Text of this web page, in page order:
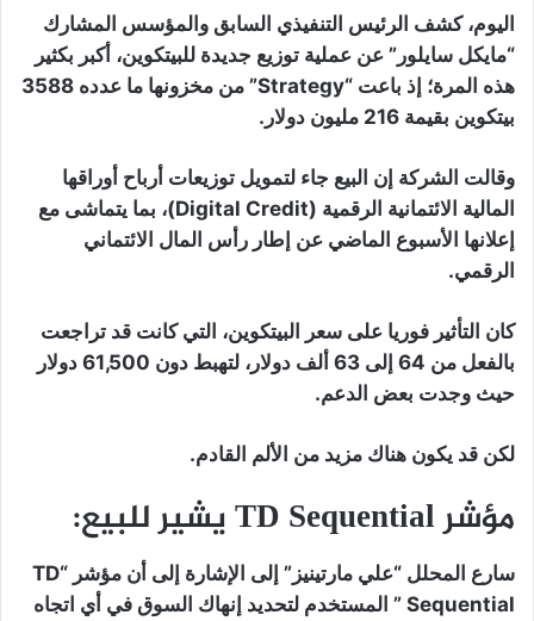
اليوم، كشف الرئيس التنفيذي السابق والمؤسس المشارك
“مايكل سايلور” عن عملية توزيع جديدة للبيتكوين، أكبر بكثير
هذه المرة؛ إذ باعت “Strategy” من مخزونها ما عدده 3588
بيتكوين بقيمة 216 مليون دولار.
وقالت الشركة إن البيع جاء لتمويل توزيعات أرباح أوراقها
المالية الائتمانية الرقمية (Digital Credit)، بما يتماشى مع
إعلانها الأسبوع الماضي عن إطار رأس المال الائتماني
الرقمي.
كان التأثير فوريا على سعر البيتكوين، التي كانت قد تراجعت
بالفعل من 64 إلى 63 ألف دولار، لتهبط دون 61,500 دولار
حيث وجدت بعض الدعم.
لكن قد يكون هناك مزيد من الألم القادم.
مؤشر TD Sequential يشير للبيع:
سارع المحلل “علي مارتينيز” إلى الإشارة إلى أن مؤشر “TD
Sequential ” المستخدم لتحديد إنهاك السوق في أي اتجاه